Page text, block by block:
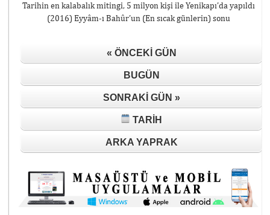
Tarihin en kalabalık mitingi, 5 milyon kişi ile Yenikapı’da yapıldı
(2016) Eyyâm-ı Bahûr’un (En sıcak günlerin) sonu
« ÖNCEKI GÜN
BUGÜN
SONRAKI GÜN »
TARIH
ARKA YAPRAK